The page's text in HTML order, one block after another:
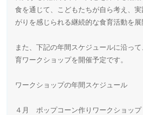
食を通じて、こどもたちが自ら考え、
がりを感じられる継続的な食育活動を展
また、下記の年間スケジュールに沿っ
育ワークショップを開催予定です。
ワークショップの年間スケジュール
４月 ポップコーン作りワークショップ